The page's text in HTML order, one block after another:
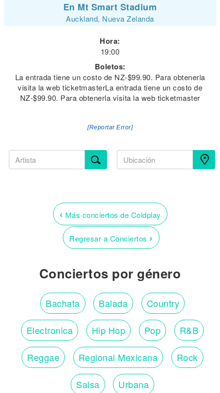
En Mt Smart Stadium
Auckland, Nueva Zelanda
Hora:
19:00
Boletos:
La entrada tiene un costo de NZ-$99.90. Para obtenerla
visita la web ticketmasterLa entrada tiene un costo de
NZ-$99.90. Para obtenerla visita la web ticketmaster
[Reportar Error]
‹ Más conciertos de Coldplay
Regresar a Conciertos ›
Conciertos por género
Bachata Balada Country
Electronica Hip Hop Pop R&B
Reggae Regional Mexicana Rock
Salsa Urbana